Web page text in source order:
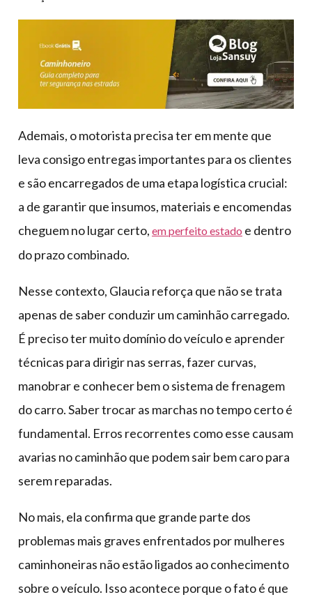
Ademais, o motorista precisa ter em mente que
leva consigo entregas importantes para os clientes
e são encarregados de uma etapa logística crucial:
a de garantir que insumos, materiais e encomendas
cheguem no lugar certo, em perfeito estado e dentro
do prazo combinado.
Nesse contexto, Glaucia reforça que não se trata
apenas de saber conduzir um caminhão carregado.
É preciso ter muito domínio do veículo e aprender
técnicas para dirigir nas serras, fazer curvas,
manobrar e conhecer bem o sistema de frenagem
do carro. Saber trocar as marchas no tempo certo é
fundamental. Erros recorrentes como esse causam
avarias no caminhão que podem sair bem caro para
serem reparadas.
No mais, ela confirma que grande parte dos
problemas mais graves enfrentados por mulheres
caminhoneiras não estão ligados ao conhecimento
sobre o veículo. Isso acontece porque o fato é que